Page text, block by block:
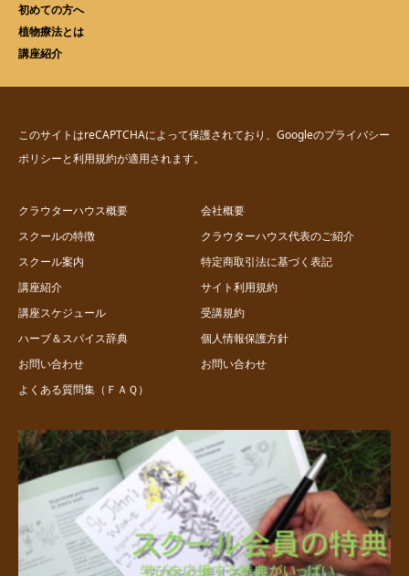
初めての方へ
植物療法とは
講座紹介
このサイトはreCAPTCHAによって保護されており、Googleのプライバシー
ポリシーと利用規約が適用されます。
クラウターハウス概要
スクールの特徴
スクール案内
講座紹介
講座スケジュール
ハーブ＆スパイス辞典
お問い合わせ
よくある質問集（ＦＡＱ）
会社概要
クラウターハウス代表のご紹介
特定商取引法に基づく表記
サイト利用規約
受講規約
個人情報保護方針
お問い合わせ